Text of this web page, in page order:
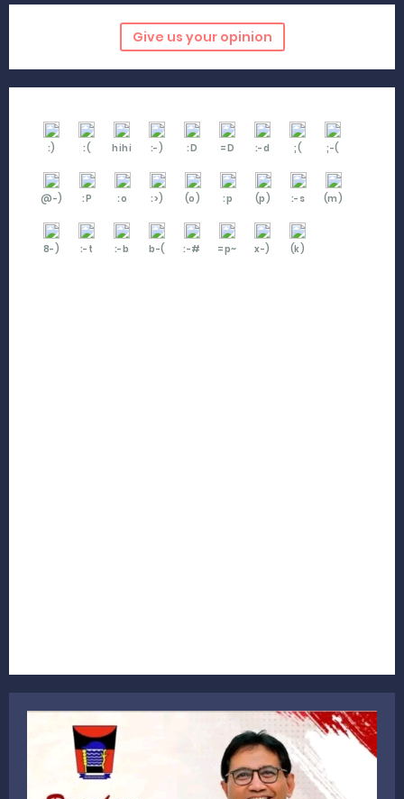
Give us your opinion
:) :( hihi :-) :D =D :-d ;( ;-(
@-) :P :o :>) (o) :p (p) :-s (m)
8-) :-t :-b b-( :-# =p~ x-) (k)